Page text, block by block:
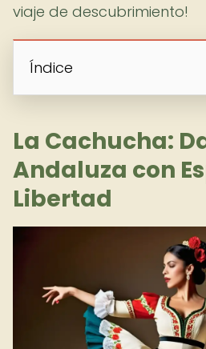
viaje de descubrimiento!
Índice
La Cachucha:
Andaluza con
Libertad